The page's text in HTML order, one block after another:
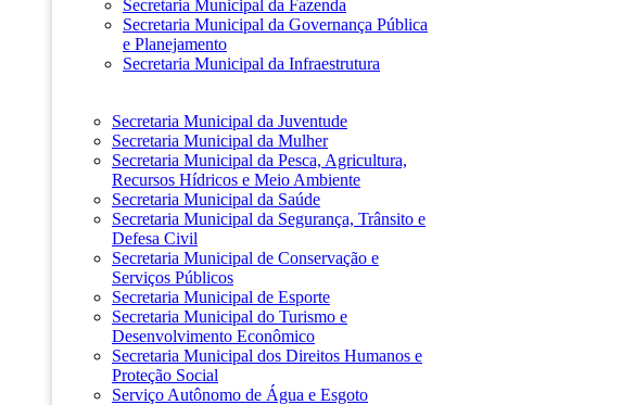
Secretaria Municipal da Fazenda
Secretaria Municipal da Governança Pública
e Planejamento
Secretaria Municipal da Infraestrutura
Secretaria Municipal da Juventude
Secretaria Municipal da Mulher
Secretaria Municipal da Pesca, Agricultura,
Recursos Hídricos e Meio Ambiente
Secretaria Municipal da Saúde
Secretaria Municipal da Segurança, Trânsito e
Defesa Civil
Secretaria Municipal de Conservação e
Serviços Públicos
Secretaria Municipal de Esporte
Secretaria Municipal do Turismo e
Desenvolvimento Econômico
Secretaria Municipal dos Direitos Humanos e
Proteção Social
Serviço Autônomo de Água e Esgoto